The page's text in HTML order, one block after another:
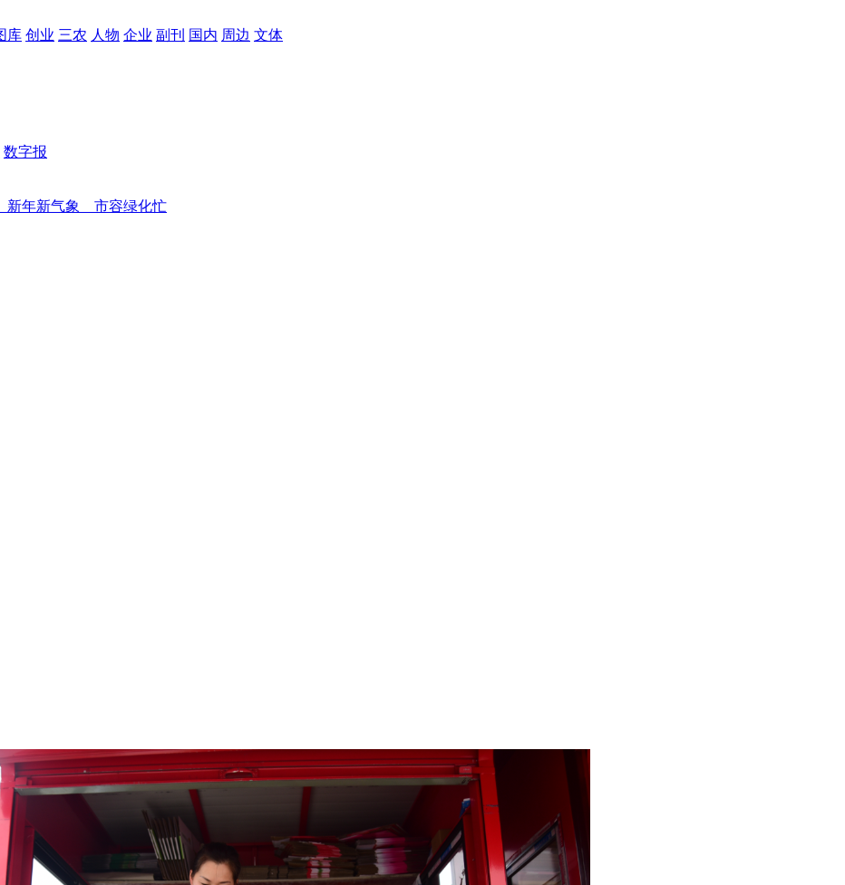
库 创业 三农 人物 企业 副刊 国内 周边 文体
数字报
新年新气象 市容绿化忙